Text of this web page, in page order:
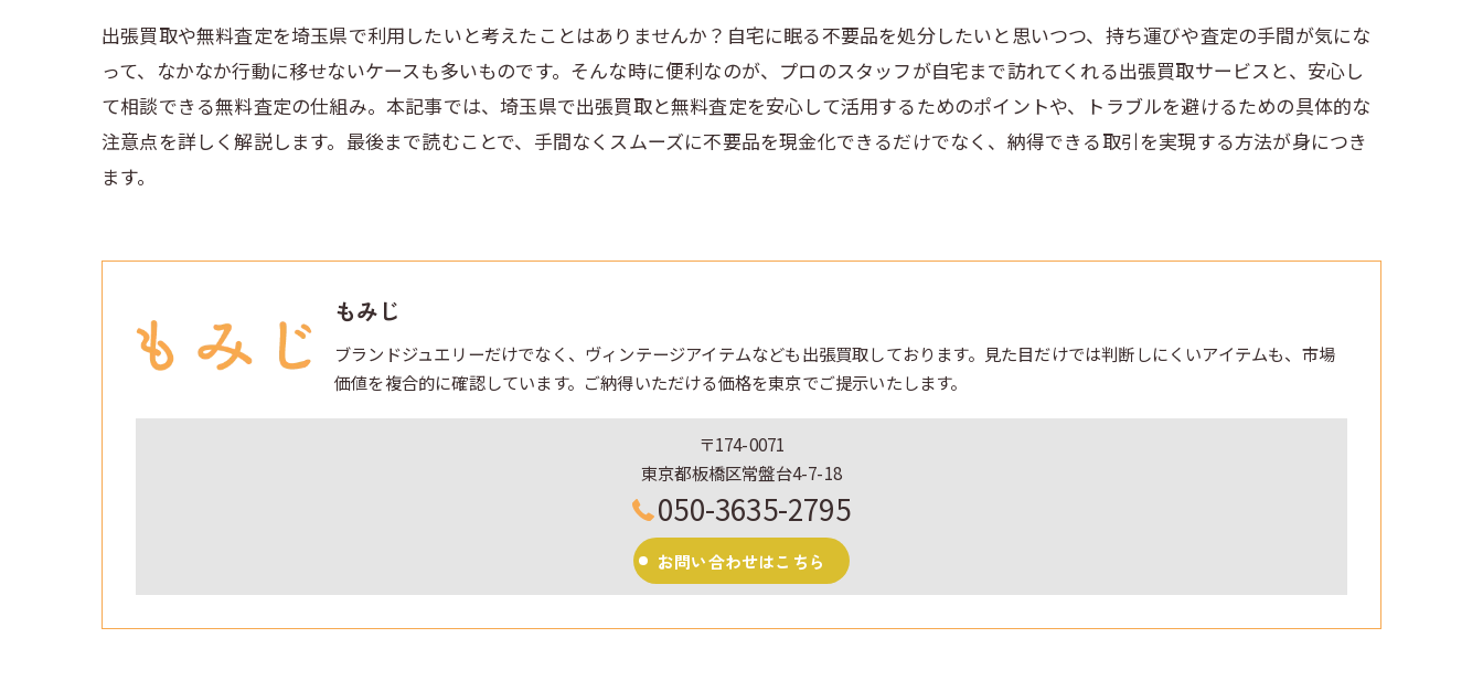
出張買取や無料査定を埼玉県で利用したいと考えたことはありませんか？自宅に眠る不要品を処分したいと思いつつ、持ち運びや査定の手間が気にな
って、なかなか行動に移せないケースも多いものです。そんな時に便利なのが、プロのスタッフが自宅まで訪れてくれる出張買取サービスと、安心し
て相談できる無料査定の仕組み。本記事では、埼玉県で出張買取と無料査定を安心して活用するためのポイントや、トラブルを避けるための具体的な
注意点を詳しく解説します。最後まで読むことで、手間なくスムーズに不要品を現金化できるだけでなく、納得できる取引を実現する方法が身につき
ます。
もみじ
ブランドジュエリーだけでなく、ヴィンテージアイテムなども出張買取しております。見た目だけでは判断しにくいアイテムも、市場
価値を複合的に確認しています。ご納得いただける価格を東京でご提示いたします。
〒174-0071
東京都板橋区常盤台4-7-18
050-3635-2795
お問い合わせはこちら